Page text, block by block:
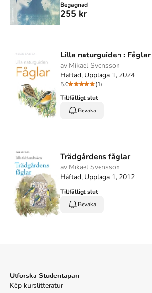
Begagnad
255 kr
Lilla naturguiden : Fåglar
av Mikael Svensson
Häftad, Upplaga 1, 2024
5.0
(1)
Tillfälligt slut
Bevaka
Trädgårdens fåglar
av Mikael Svensson
Häftad, Upplaga 1, 2012
Tillfälligt slut
Bevaka
Utforska Studentapan
Köp kurslitteratur